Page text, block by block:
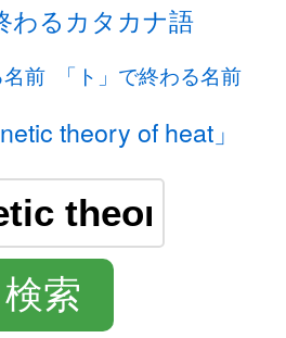
わるカタカナ語
名前 「ト」で終わる名前
theory of heat」